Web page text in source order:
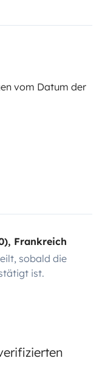
vom Datum der
Frankreich
sobald die
ist.